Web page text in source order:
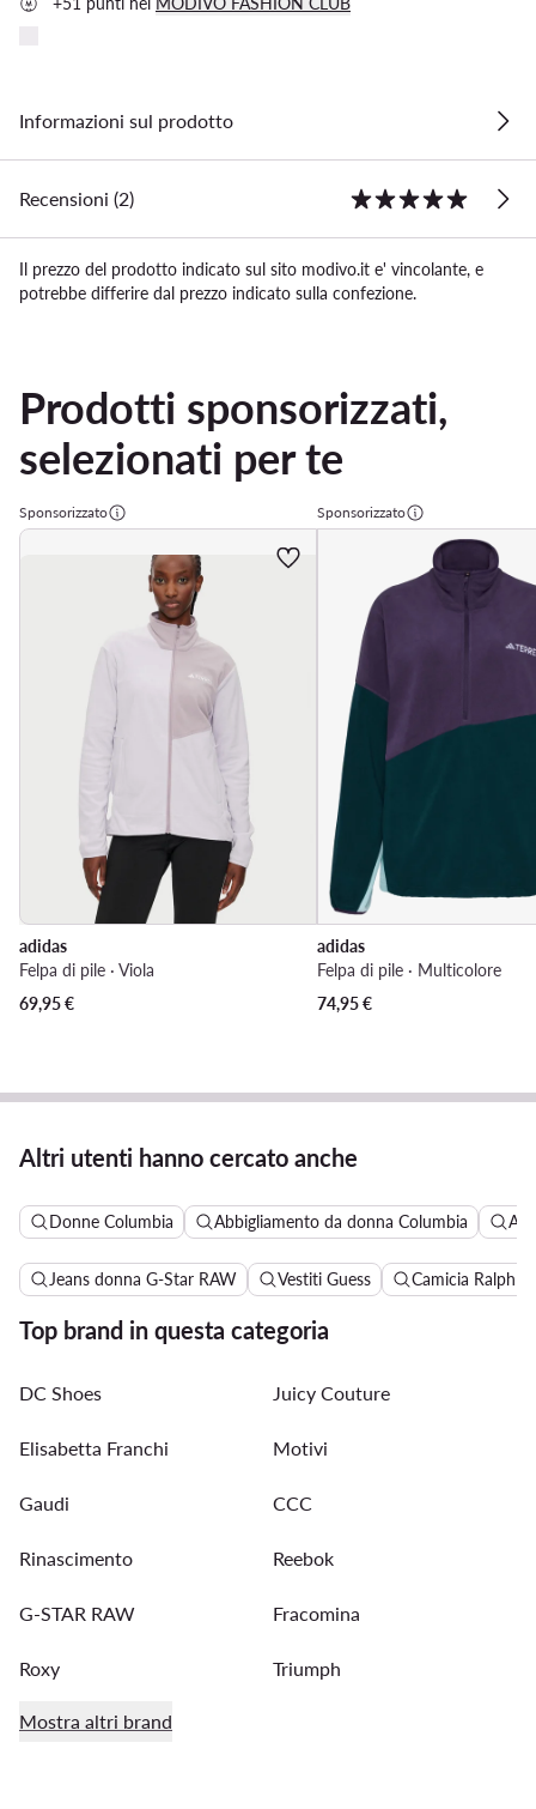
Informazioni sul prodotto
Recensioni (2)
Il prezzo del prodotto indicato sul sito modivo.it e' vincolante, e
potrebbe differire dal prezzo indicato sulla confezione.
Prodotti sponsorizzati,
selezionati per te
Sponsorizzato
adidas
Felpa di pile · Viola
69,95€
Sponsorizzato
adidas
Felpa di pile · Multicolore
74,95€
Altri utenti hanno cercato anche
Donne Columbia Abbigliamento da donna Columbia
Jeans donna G-Star RAW Vestiti Guess Camicia Ralph
Top brand in questa categoria
DC Shoes Juicy Couture
Elisabetta Franchi Motivi
Gaudi CCC
Rinascimento Reebok
G-STAR RAW Fracomina
Roxy Triumph
Mostra altri brand